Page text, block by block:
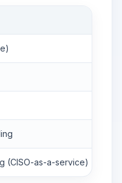
(CISO-as-a-service)